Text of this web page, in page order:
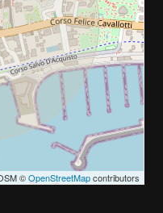
©OpenStreetMapcontributors